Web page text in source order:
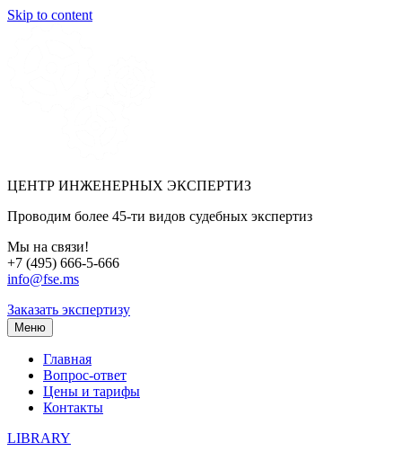
Skip to content
ЦЕНТР ИНЖЕНЕРНЫХ ЭКСПЕРТИЗ
Проводим более 45-ти видов судебных экспертиз
Мы на связи!
+7 (495) 666-5-666
info@fse.ms
Заказать экспертизу
Меню
Главная
Вопрос-ответ
Цены и тарифы
Контакты
LIBRARY